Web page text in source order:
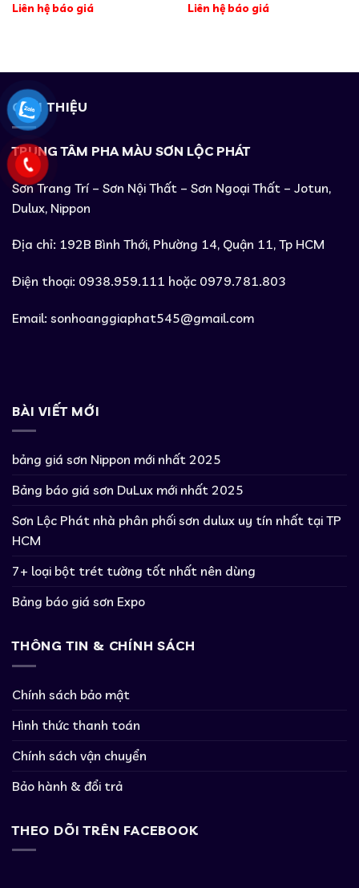
Liên hệ báo giá
Liên hệ báo giá
GIỚI THIỆU
TRUNG TÂM PHA MÀU SƠN LỘC PHÁT
Sơn Trang Trí – Sơn Nội Thất – Sơn Ngoại Thất – Jotun,
Dulux, Nippon
Địa chỉ: 192B Bình Thới, Phường 14, Quận 11, Tp HCM
Điện thoại: 0938.959.111 hoặc 0979.781.803
Email: sonhoanggiaphat545@gmail.com
BÀI VIẾT MỚI
bảng giá sơn Nippon mới nhất 2025
Bảng báo giá sơn DuLux mới nhất 2025
Sơn Lộc Phát nhà phân phối sơn dulux uy tín nhất tại TP
HCM
7+ loại bột trét tường tốt nhất nên dùng
Bảng báo giá sơn Expo
THÔNG TIN & CHÍNH SÁCH
Chính sách bảo mật
Hình thức thanh toán
Chính sách vận chuyển
Bảo hành & đổi trả
THEO DÕI TRÊN FACEBOOK